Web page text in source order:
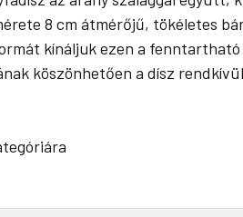
8 cm átmérőjű, tökéletes
kínáljuk ezen a
köszönhetően a dísz